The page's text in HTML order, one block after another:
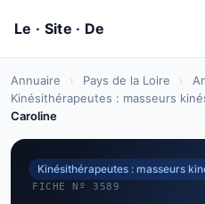
Annuaire › Pays de la Loire ›
Kinésithérapeutes : masseurs
Caroline
Kinésithérapeutes : masseurs
FICHE Nº 3589